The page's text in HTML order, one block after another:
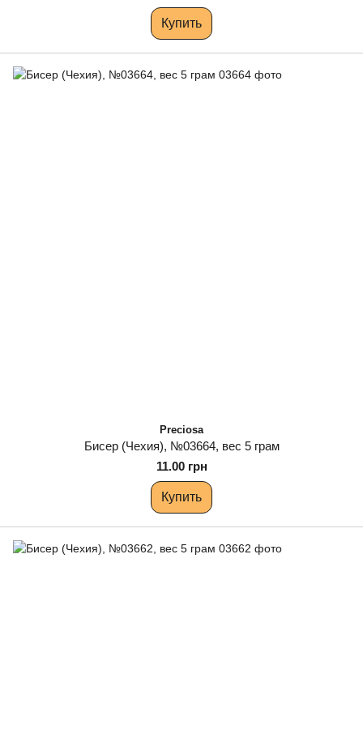
Купить
Preciosa
Бисер (Чехия), №03664, вес 5 грам
11.00 грн
Купить